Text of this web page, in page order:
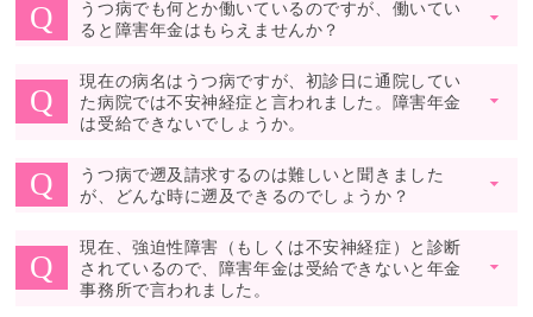
Q
うつ病でも何とか働いているのですが、働いてい
ると障害年金はもらえませんか？
▼
Q
現在の病名はうつ病ですが、初診日に通院してい
た病院では不安神経症と言われました。障害年金
は受給できないでしょうか。
▼
Q
うつ病で遡及請求するのは難しいと聞きました
が、どんな時に遡及できるのでしょうか？
▼
Q
現在、強迫性障害（もしくは不安神経症）と診断
されているので、障害年金は受給できないと年金
事務所で言われました。
▼